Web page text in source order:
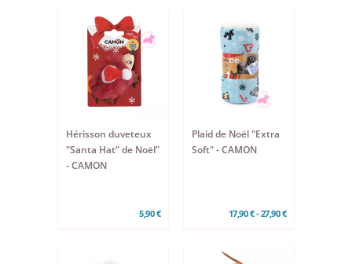
Hérisson duveteux
"Santa Hat” de Noël"
- CAMON
5,90 €
Plaid de Noël "Extra
Soft" - CAMON
17,90 € - 27,90 €